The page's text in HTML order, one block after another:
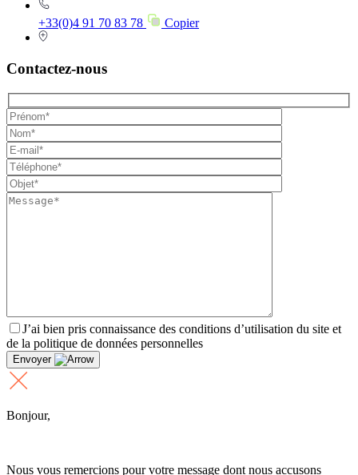
+33(0)4 91 70 83 78 Copier
Contactez-nous
J’ai bien pris connaissance des conditions d’utilisation du site et
de la politique de données personnelles
Envoyer
Bonjour,
Nous vous remercions pour votre message dont nous accusons